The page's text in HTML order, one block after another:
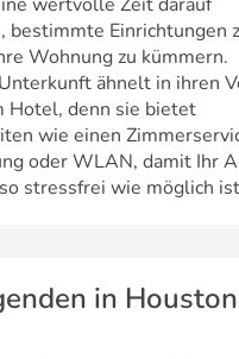
bestimmte Einrichtungen
Wohnung zu kümmern.
ähnelt in ihren
Hotel, denn sie bietet
wie einen
oder WLAN, damit Ihr
stressfrei wie möglich
in